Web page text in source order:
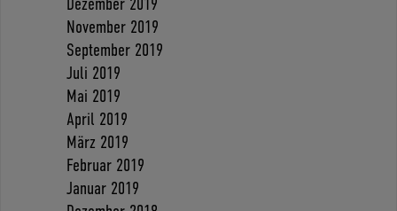
November 2019
September 2019
Juli 2019
Mai 2019
April 2019
März 2019
Februar 2019
Januar 2019